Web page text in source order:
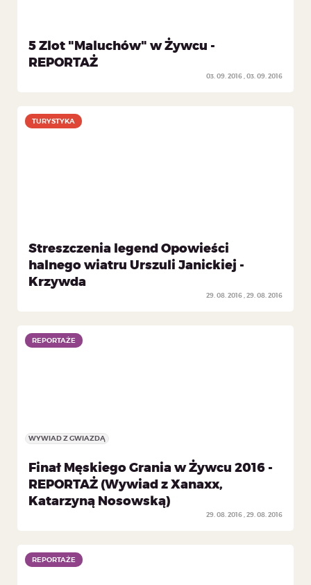
5 Zlot "Maluchów" w Żywcu -
REPORTAŻ
03. 09. 2016 03. 09. 2016
Streszczenia legend Opowieści
halnego wiatru Urszuli Janickiej -
Krzywda
TURYSTYKA
29. 08. 2016 29. 08. 2016
TURYSTYKA
Finał Męskiego Grania w Żywcu 2016 -
REPORTAŻ (Wywiad z Xanaxx,
Katarzyną Nosowską)
WYWIAD Z GWIAZDĄ
REPORTAŻE
29. 08. 2016 29. 08. 2016
REPORTAŻE
REPORTAŻE
REPORTAŻE